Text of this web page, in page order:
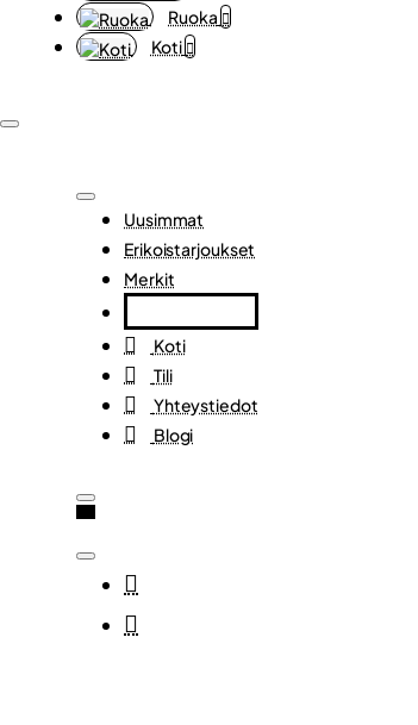
Ruoka
Koti
Uusimmat
Erikoistarjoukset
Merkit
Koti
Tili
Yhteystiedot
Blogi